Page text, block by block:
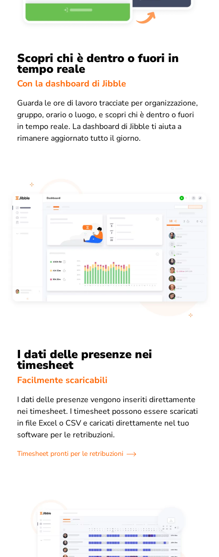
Scopri chi è dentro o fuori in
tempo reale
Con la dashboard di Jibble
Guarda le ore di lavoro tracciate per organizzazione,
gruppo, orario o luogo, e scopri chi è dentro o fuori
in tempo reale. La dashboard di Jibble ti aiuta a
rimanere aggiornato tutto il giorno.
I dati delle presenze nei
timesheet
Facilmente scaricabili
I dati delle presenze vengono inseriti direttamente
nei timesheet. I timesheet possono essere scaricati
in file Excel o CSV e caricati direttamente nel tuo
software per le retribuzioni.
Timesheet pronti per le retribuzioni